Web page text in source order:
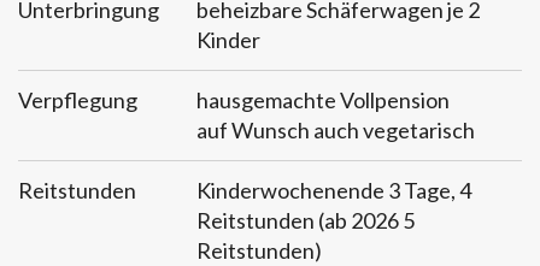
Unterbringung
beheizbare Schäferwagen je 2
Kinder
Verpflegung
hausgemachte Vollpension
auf Wunsch auch vegetarisch
Reitstunden
Kinderwochenende 3 Tage, 4
Reitstunden (ab 2026 5
Reitstunden)